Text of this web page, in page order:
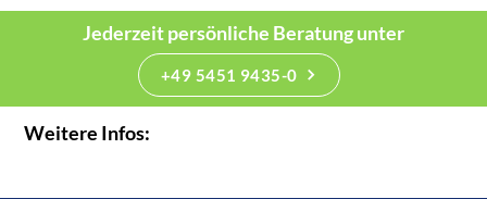
Jederzeit persönliche Beratung unter
+49 5451 9435-0
Weitere Infos: